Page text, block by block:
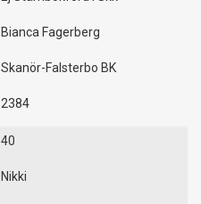
Bianca Fagerberg
Skanör-Falsterbo BK
2384
40
Nikki